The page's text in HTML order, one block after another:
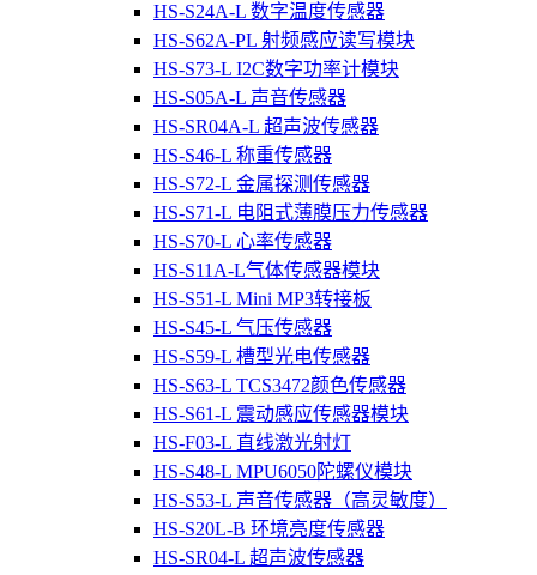
HS-S24A-L 数字温度传感器
HS-S62A-PL 射频感应读写模块
HS-S73-L I2C数字功率计模块
HS-S05A-L 声音传感器
HS-SR04A-L 超声波传感器
HS-S46-L 称重传感器
HS-S72-L 金属探测传感器
HS-S71-L 电阻式薄膜压力传感器
HS-S70-L 心率传感器
HS-S11A-L气体传感器模块
HS-S51-L Mini MP3转接板
HS-S45-L 气压传感器
HS-S59-L 槽型光电传感器
HS-S63-L TCS3472颜色传感器
HS-S61-L 震动感应传感器模块
HS-F03-L 直线激光射灯
HS-S48-L MPU6050陀螺仪模块
HS-S53-L 声音传感器（高灵敏度）
HS-S20L-B 环境亮度传感器
HS-SR04-L 超声波传感器